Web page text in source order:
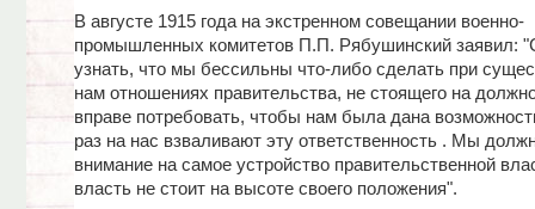
В августе 1915 года на экстренном совещании военно-
промышленных комитетов П.П. Рябушинский заявил:
узнать, что мы бессильны что-либо сделать при
нам отношениях правительства, не стоящего на
вправе потребовать, чтобы нам была дана
раз на нас взваливают эту ответственность . Мы
внимание на самое устройство правительственной
власть не стоит на высоте своего положения".